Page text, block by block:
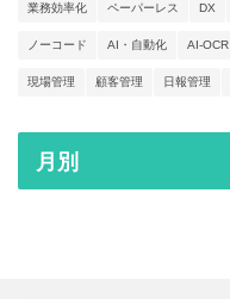
業務効率化 ペーパーレス DX
ノーコード AI・自動化 AI-OCR
現場管理 顧客管理 日報管理
月別